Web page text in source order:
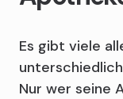
Es gibt viele
Nur wer seine